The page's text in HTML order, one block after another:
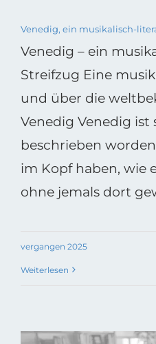
Venedig, ein musikalisch-
Venedig – ein
Streifzug Eine
und über die
Venedig Venedig ist
beschrieben
im Kopf haben, wie
ohne jemals dort
vergangen 2025
Weiterlesen